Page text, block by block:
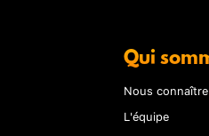
Qui
Nous connaître
L'équipe